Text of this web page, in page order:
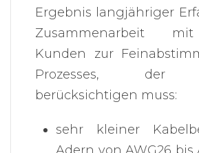
Ergebnis langjähriger
Zusammenarbeit
Kunden zur
Prozesses, der
berücksichtigen muss:
sehr kleiner
Adern von AWG26 bis